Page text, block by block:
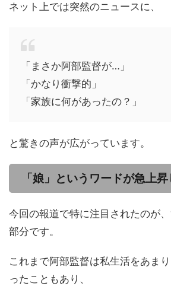
ネット上では突然のニュースに、
「まさか阿部監督が…」
「かなり衝撃的」
「家族に何があったの？」
と驚きの声が広がっています。
「娘」というワードが急上
今回の報道で特に注目されたのが、
部分です。
これまで阿部監督は私生活をあま
ったこともあり、